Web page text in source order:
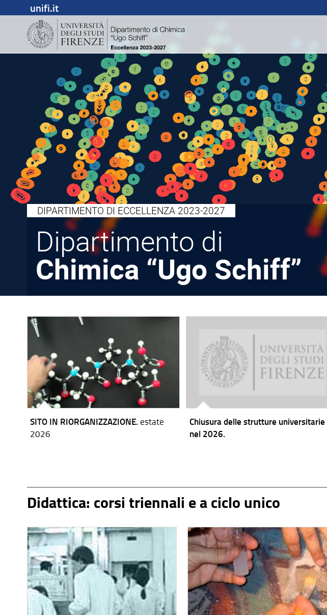
unifi.it
DIPARTIMENTO DI ECCELLENZA 2023-2027
Dipartimento di
Chimica “Ugo Schiff”
SITO IN RIORGANIZZAZIONE.estate
2026
Chiusura delle strutture universitarie
nel 2026.
Didattica: corsi triennali e a ciclo unico